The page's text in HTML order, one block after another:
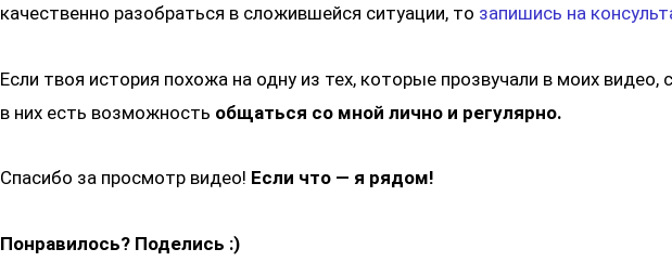
качественно разобраться в сложившейся ситуации, то запишись на
Если твоя история похожа на одну из тех, которые прозвучали в моих видео,
в них есть возможность общаться со мной лично и регулярно.
Спасибо за просмотр видео! Если что — я рядом!
Понравилось? Поделись :)